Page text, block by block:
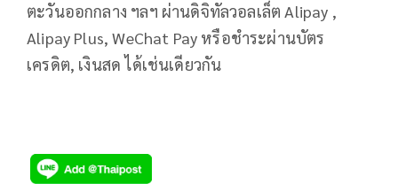
ตะวันออกกลาง ฯลฯ ผ่านดิจิทัลวอลเล็ต Alipay ,
Alipay Plus, WeChat Pay หรือชำระผ่านบัตร
เครดิต, เงินสด ได้เช่นเดียวกัน